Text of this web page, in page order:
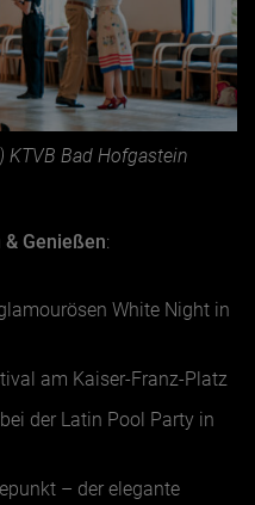
KTVB Bad Hofgastein
Genießen:
White Night in
am Kaiser-Franz-Platz
der Latin Pool Party in
– der elegante